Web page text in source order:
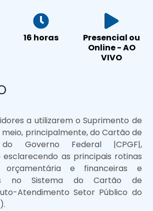
16 horas
Presencial ou
Online - AO
VIVO
a utilizarem o Suprimento de
meio, principalmente, do Cartão de
do Governo Federal |CPGF|,
esclarecendo as principais rotinas
orçamentária e financeiras e
no Sistema do Cartão de
Atendimento Setor Público do